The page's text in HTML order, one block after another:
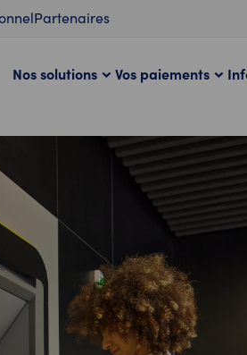
Partenaires
Nos solutions Vos paiements